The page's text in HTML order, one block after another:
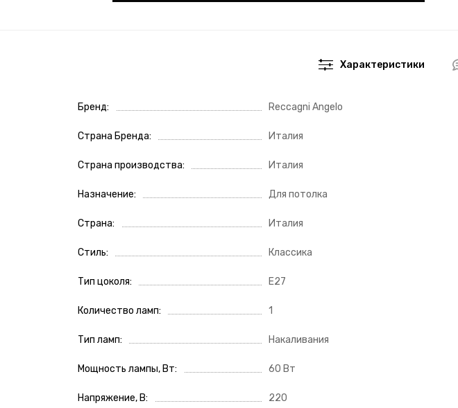
Характеристики
Бренд Reccagni Angelo
Страна Бренда Италия
Страна производства Италия
Назначение Для потолка
Страна Италия
Стиль Классика
Тип цоколя E27
Количество ламп 1
Тип ламп Накаливания
Мощность лампы, Вт 60 Вт
Напряжение, В 220